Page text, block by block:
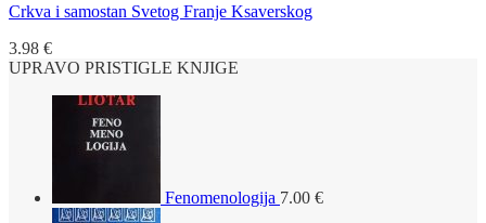
Crkva i samostan Svetog Franje Ksaverskog
3.98 €
UPRAVO PRISTIGLE KNJIGE
Fenomenologija 7.00 €